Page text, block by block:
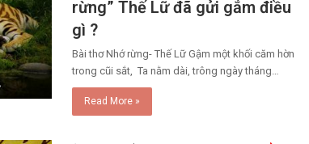
rừng” Thế Lữ​ đã gửi gắm điều
gì ?
Bài thơ Nhớ rừng- Thế Lữ​ Gậm một khối căm hờn
trong cũi sắt, Ta nằm dài, trông ngày tháng…
Read More »